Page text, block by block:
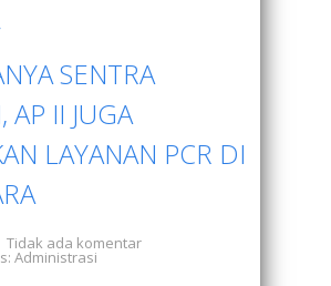
SENTRA
AP II JUGA
LAYANAN PCR DI
Tidak ada komentar
Administrasi